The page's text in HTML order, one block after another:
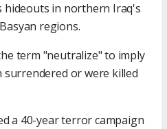
in northern Iraq's
regions.
term "neutralize" to imply
or were killed
a 40-year terror campaign